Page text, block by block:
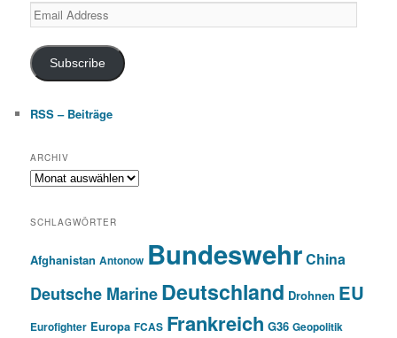
Email
Address
Subscribe
RSS – Beiträge
ARCHIV
Archiv
SCHLAGWÖRTER
Afghanistan Antonow BundeswehrChina
Deutsche MarineDeutschland Drohnen EU
Eurofighter Europa FCAS Frankreich G36 Geopolitik